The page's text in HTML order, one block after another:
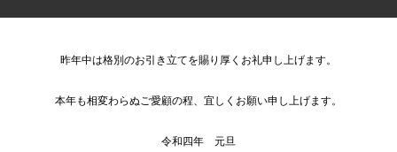
昨年中は格別のお引き立てを賜り厚くお礼申し上げます。
本年も相変わらぬご愛顧の程、宜しくお願い申し上げます。
令和四年 元旦